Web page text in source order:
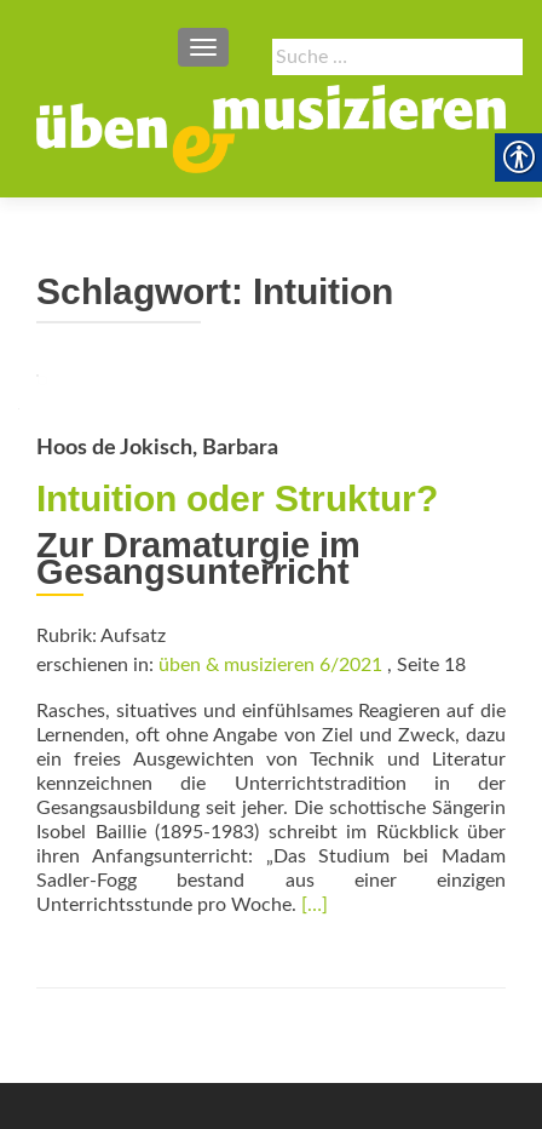
Suche
nach:
SCHALTE NAVIGATION
Schlagwort: Intuition
Hoos de Jokisch, Barbara
Intuition oder Struktur?
Zur Dramaturgie im
Gesangsunterricht
Rubrik: Aufsatz
erschienen in: üben & musizieren 6/2021 , Seite 18
Rasches, situatives und einfühlsames Reagieren auf die
Lernenden, oft ohne Angabe von Ziel und Zweck, dazu
ein freies Ausgewichten von Technik und Literatur
kennzeichnen die Unterrichtstradition in der
Gesangsausbildung seit jeher. Die schottische Sängerin
Isobel Baillie (1895-1983) schreibt im Rückblick über
ihren Anfangsunterricht: „Das Studium bei Madam
Sadler-Fogg bestand aus einer einzigen
Unterrichtsstunde pro Woche. Read
[…]